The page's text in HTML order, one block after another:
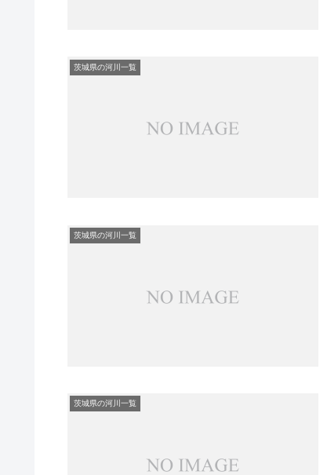
茨城県の河川一覧
茨城県の河川一覧
茨城県の河川一覧